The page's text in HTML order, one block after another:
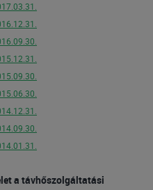
a távhőszolgáltatási